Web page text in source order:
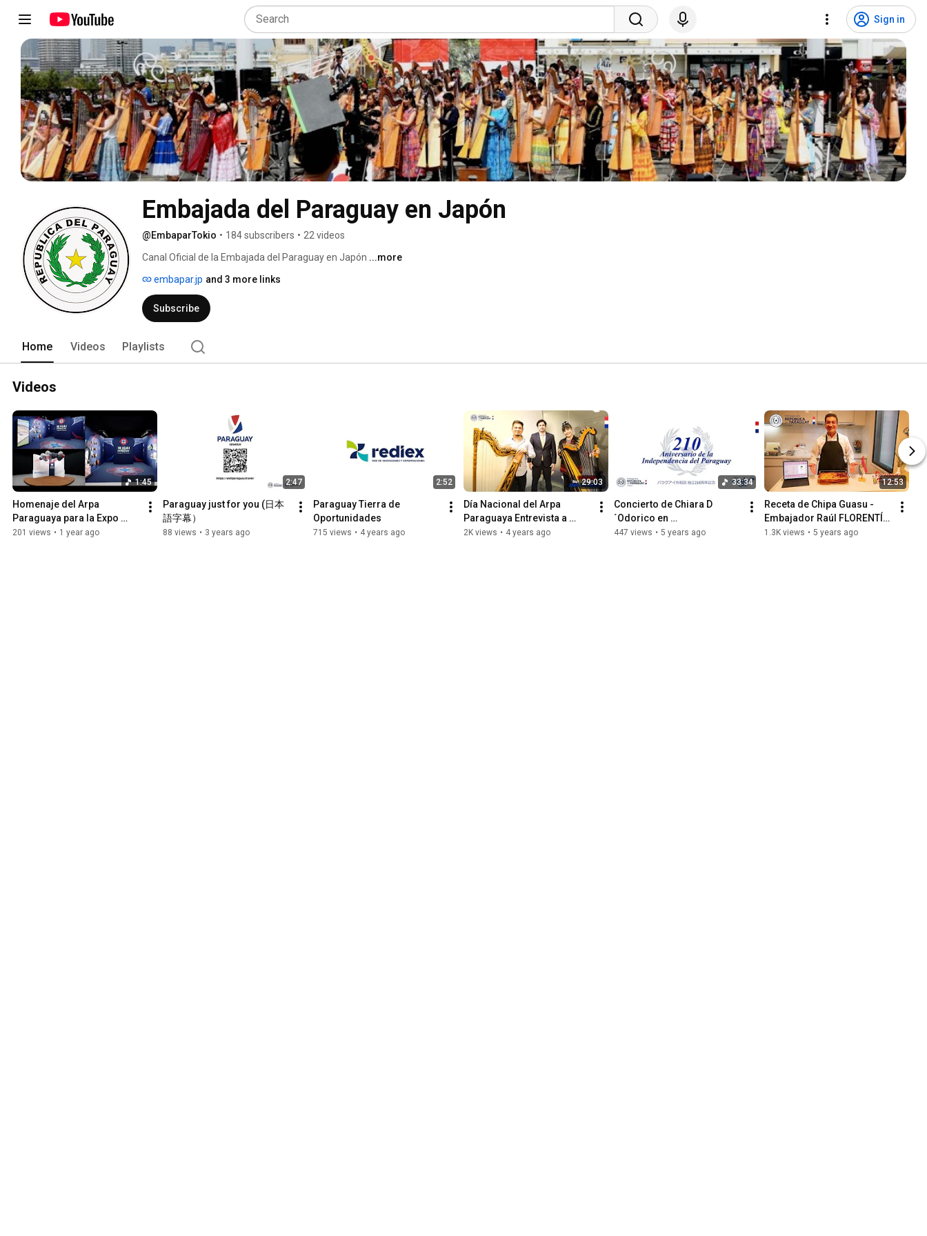
Sign in
Embajada del Paraguay en Japón
@EmbaparTokio • 184 subscribers • 22 videos
Canal Oficial de la Embajada del Paraguay en Japón ...more
embapar.jp and 3 more links
Subscribe
Home Videos Playlists
Videos
1:45
Homenaje del Arpa
Paraguaya para la Expo
Osaka 2025
201 views • 1 year ago
2:47
Paraguay just for you (日本
語字幕）
88 views • 3 years ago
2:52
Paraguay Tierra de
Oportunidades
715 views • 4 years ago
29:03
Día Nacional del Arpa
Paraguaya Entrevista a
Maestros en Japón Lucia
2K views • 4 years ago
33:34
Concierto de Chiara D
´Odorico en
conmemoración al 210
447 views • 5 years ago
12:53
Receta de Chipa Guasu -
Embajador Raúl FLORENTÍN
ANTOLA
1.3K views • 5 years ago